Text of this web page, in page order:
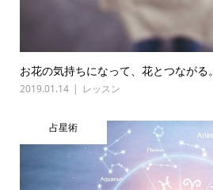
お花の気持ちになって、花とつながる。
2019.01.14 レッスン
占星術